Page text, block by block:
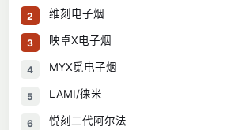
2 维刻电子烟
3 映卓X电子烟
4 MYX觅电子烟
5 LAMI/徕米
6 悦刻二代阿尔法